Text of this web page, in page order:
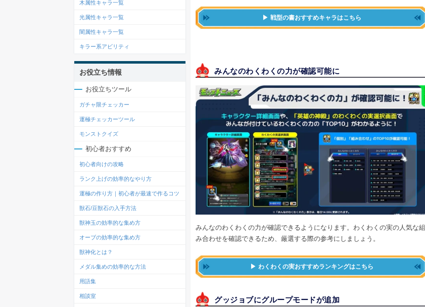
戦型の書おすすめキャラはこちら
みんなのわくわくの力が確認可能に
みんなのわくわくの力が確認できるようになります。わくわくの実の人気な組
み合わせを確認できるため、厳選する際の参考にしましょう。
わくわくの実おすすめランキングはこちら
グッジョブにグループモードが追加
木属性キャラ一覧
光属性キャラ一覧
闇属性キャラ一覧
キラー系アビリティ
お役立ち情報
お役立ちツール
ガチャ限チェッカー
運極チェッカーツール
モンストクイズ
初心者おすすめ
初心者向けの攻略
ランク上げの効率的なやり方
運極の作り方｜初心者が最速で作るコツ
獣石/豆獣石の入手方法
獣神玉の効率的な集め方
オーブの効率的な集め方
獣神化とは？
メダル集めの効率的な方法
用語集
相談室